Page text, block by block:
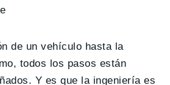
de un vehículo hasta la
todos los pasos están
Y es que la ingeniería es